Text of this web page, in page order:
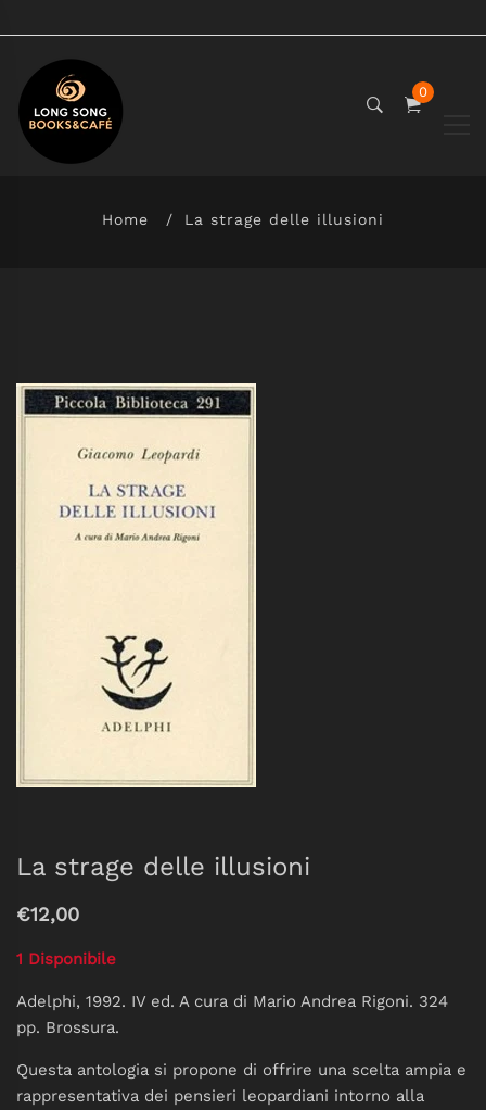
0
Home La strage delle illusioni
La strage delle illusioni
€12,00
1 Disponibile
Adelphi, 1992. IV ed. A cura di Mario Andrea Rigoni. 324
pp. Brossura.
Questa antologia si propone di offrire una scelta ampia e
rappresentativa dei pensieri leopardiani intorno alla